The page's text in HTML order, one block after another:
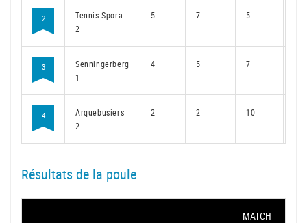
2
Tennis Spora
2
5 7 5
3
Senningerberg
1
4 5 7
4
Arquebusiers
2
2 2 10
Résultats de la poule
MATCH